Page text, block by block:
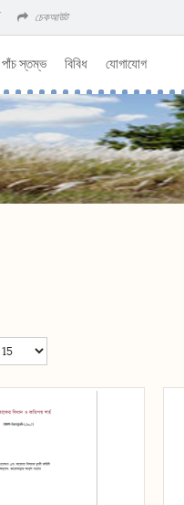
চেকআউট
পাঁচ স্তম্ভ বিবিধ যোগাযোগ